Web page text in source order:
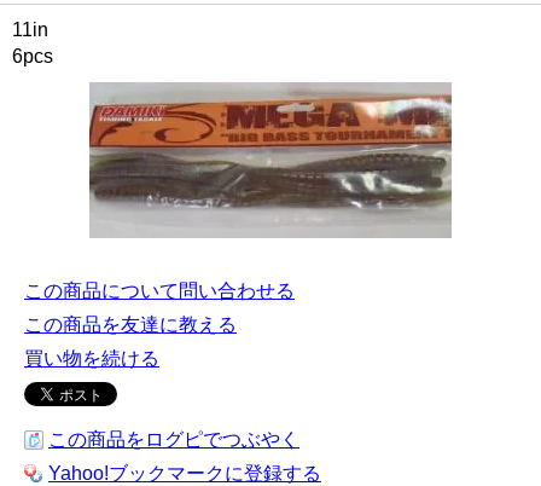
11in
6pcs
この商品について問い合わせる
この商品を友達に教える
買い物を続ける
この商品をログピでつぶやく
Yahoo!ブックマークに登録する